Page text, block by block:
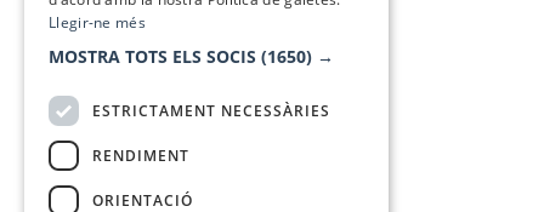
Llegir-ne més
MOSTRA TOTS ELS SOCIS (1650) →
ESTRICTAMENT NECESSÀRIES
RENDIMENT
ORIENTACIÓ